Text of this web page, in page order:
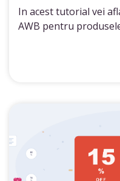
In acest tutorial vei
AWB pentru